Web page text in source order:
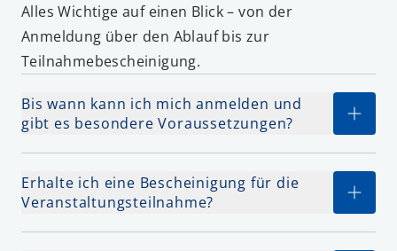
Alles Wichtige auf einen Blick – von der
Anmeldung über den Ablauf bis zur
Teilnahmebescheinigung.
Bis wann kann ich mich anmelden und
gibt es besondere Voraussetzungen?
Erhalte ich eine Bescheinigung für die
Veranstaltungsteilnahme?